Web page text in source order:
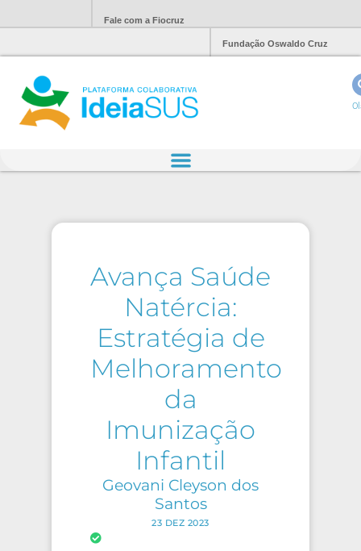
Fale com a Fiocruz
Fundação Oswaldo Cruz
Avança Saúde
Natércia:
Estratégia de
Melhoramento
da
Imunização
Infantil
Geovani Cleyson dos
Santos
23 DEZ 2023